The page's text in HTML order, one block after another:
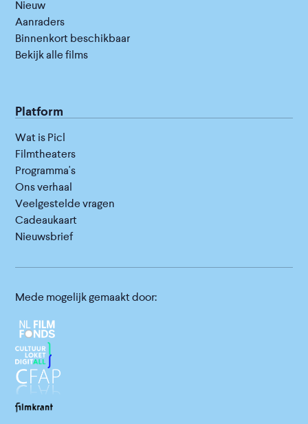
Nieuw
Aanraders
Binnenkort beschikbaar
Bekijk alle films
Platform
Wat is Picl
Filmtheaters
Programma's
Ons verhaal
Veelgestelde vragen
Cadeaukaart
Nieuwsbrief
Mede mogelijk gemaakt door: